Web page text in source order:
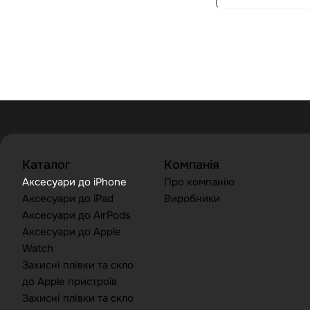
Каталог
Аксесуари до iPhone
Аксесуари до iPad
Аксесуари до AirPods
Аксесуари до Apple
Watch
Захисні плівки та скло
до Apple пристроїв
Захисні плівки та скло
Компанія
Про компанію
Виробники